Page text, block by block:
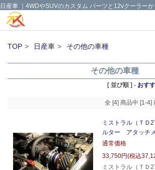
日産車 ｜4WDやSUVのカスタム パーツと12vクーラー
品までご提案の T.K TECH 埼玉
TOP 日産車 その他の車種
その他の車種
[ 並び順 ] - おす
全 [4] 商品中 [1-4]
ミストラル（ＴＤ
ルター アタッチ
通常価格
33,750円(税込
ミストラル（ＴＤ